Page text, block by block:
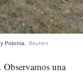
Polonia. Reuters
una